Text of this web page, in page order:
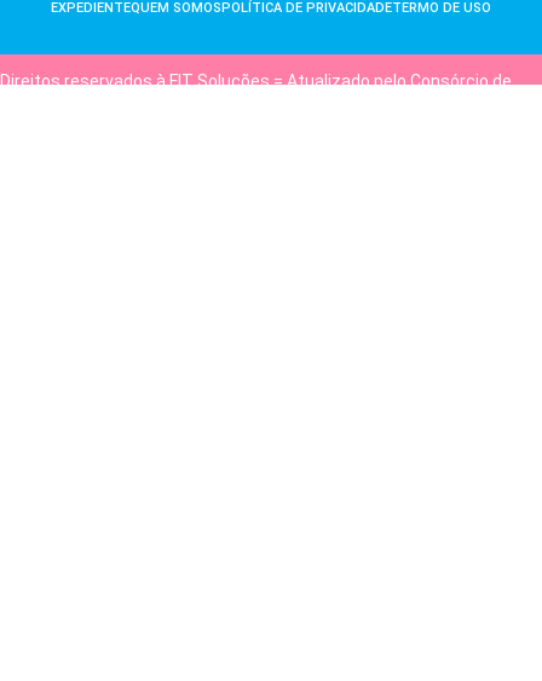
EXPEDIENTEQUEM SOMOSPOLÍTICA DE PRIVACIDADETERMO DE USO
Direitos reservados à FIT Soluções = Atualizado pelo Consórcio de